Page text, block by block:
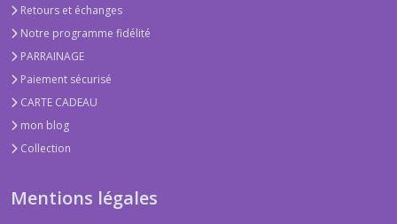
Retours et échanges
Notre programme fidélité
PARRAINAGE
Paiement sécurisé
CARTE CADEAU
mon blog
Collection
Mentions légales